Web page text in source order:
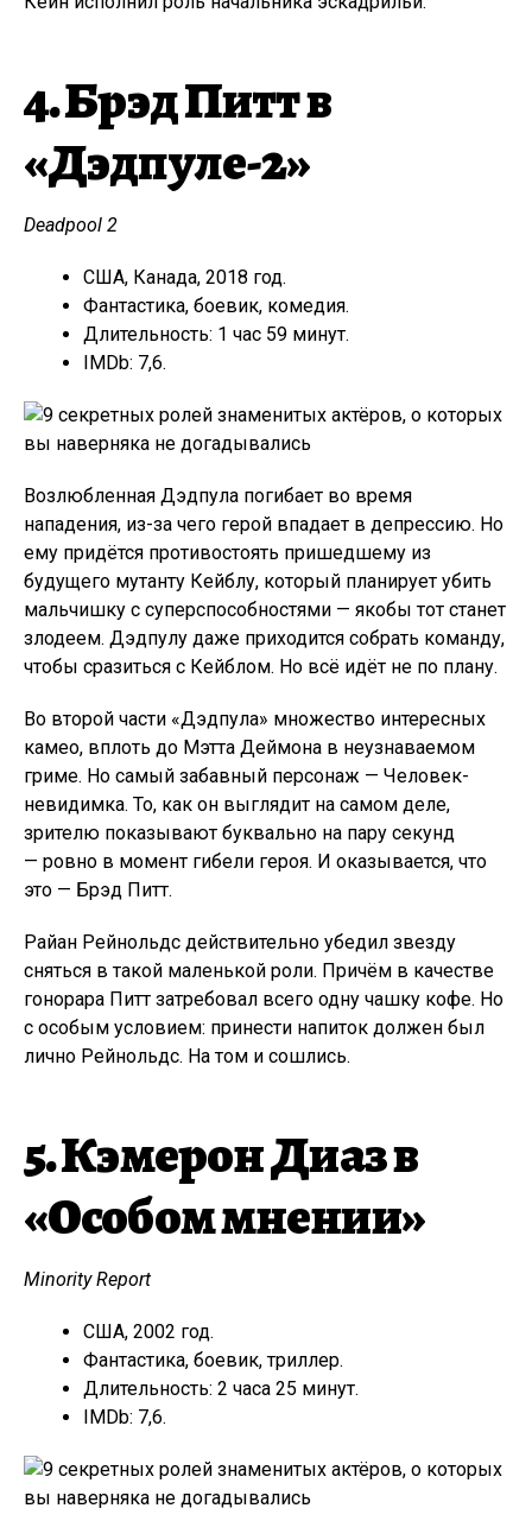
4. Брэд Питт в
«Дэдпуле-2»
Deadpool 2
США, Канада, 2018 год.
Фантастика, боевик, комедия.
Длительность: 1 час 59 минут.
IMDb: 7,6.
Возлюбленная Дэдпула погибает во время
нападения, из-за чего герой впадает в депрессию. Но
ему придётся противостоять пришедшему из
будущего мутанту Кейблу, который планирует убить
мальчишку с суперспособностями — якобы тот станет
злодеем. Дэдпулу даже приходится собрать команду,
чтобы сразиться с Кейблом. Но всё идёт не по плану.
Во второй части «Дэдпула» множество интересных
камео, вплоть до Мэтта Деймона в неузнаваемом
гриме. Но самый забавный персонаж — Человек-
невидимка. То, как он выглядит на самом деле,
зрителю показывают буквально на пару секунд
— ровно в момент гибели героя. И оказывается, что
это — Брэд Питт.
Райан Рейнольдс действительно убедил звезду
сняться в такой маленькой роли. Причём в качестве
гонорара Питт затребовал всего одну чашку кофе. Но
с особым условием: принести напиток должен был
лично Рейнольдс. На том и сошлись.
5. Кэмерон Диаз в
«Особом мнении»
Minority Report
США, 2002 год.
Фантастика, боевик, триллер.
Длительность: 2 часа 25 минут.
IMDb: 7,6.